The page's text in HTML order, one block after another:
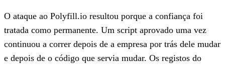
O ataque ao Polyfill.io resultou porque a confiança foi
tratada como permanente. Um script aprovado uma vez
continuou a correr depois de a empresa por trás dele mudar
e depois de o código que servia mudar. Os registos do